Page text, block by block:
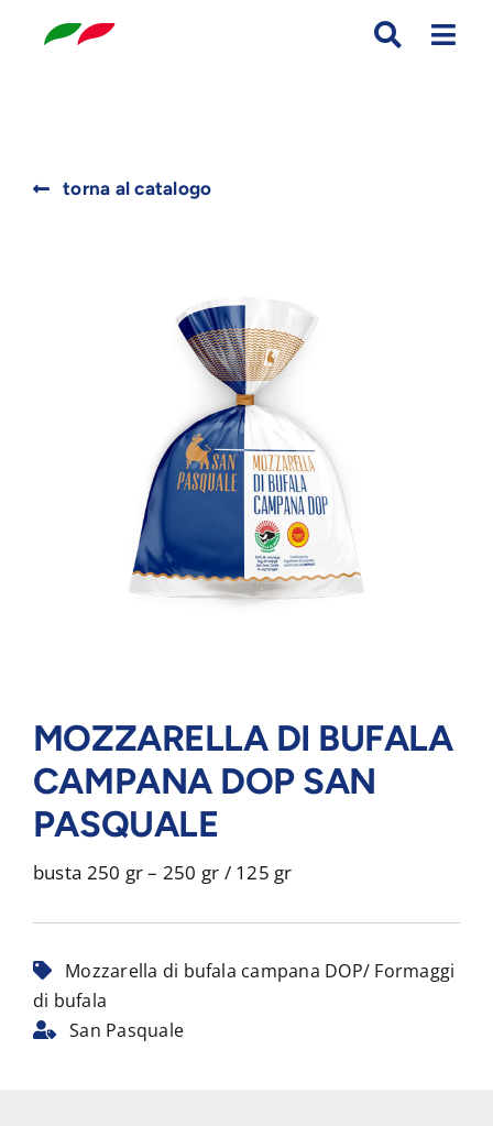
torna al catalogo
MOZZARELLA DI BUFALA
CAMPANA DOP SAN
PASQUALE
busta 250 gr – 250 gr / 125 gr
Mozzarella di bufala campana DOP/ Formaggi
di bufala
San Pasquale
for: